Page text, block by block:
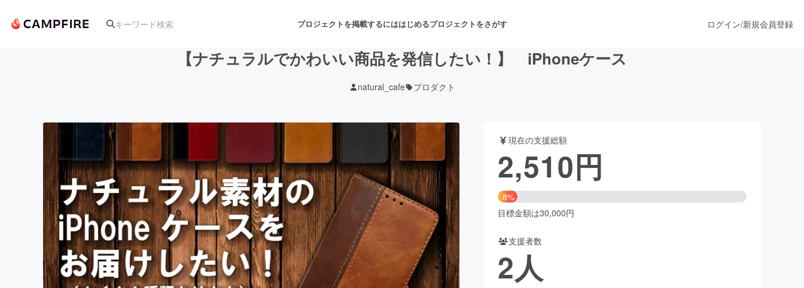
プロジェクトを掲載するにははじめるプロジェクトをさがす
アート・写真 舞台・パフォーマンス
テクノロジー・ガジェット ゲーム・サービス開発 フード・飲食店
映像・映画 書籍・雑誌出版 アニメ・漫画
ビジネス・起業 チャレンジ ビューティー・ヘルスケア
まちづくり・地域活性化
ログイン/新規会員登録
【ナチュラルでかわいい商品を発信したい！】 iPhoneケース
natural_cafe プロダクト
現在の支援総額
2,510円
8%
目標金額は30,000円
支援者数
2人